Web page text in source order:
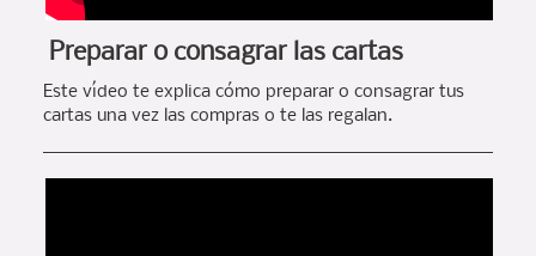
Preparar o consagrar las cartas
Este vídeo te explica cómo preparar o consagrar tus
cartas una vez las compras o te las regalan.